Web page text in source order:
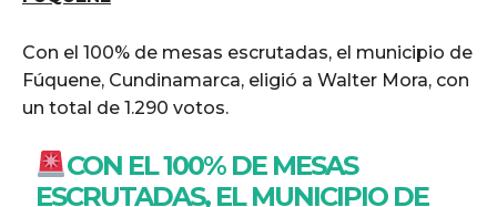
Con el 100% de mesas escrutadas, el municipio de
Fúquene, Cundinamarca, eligió a Walter Mora, con
un total de 1.290 votos.
CON EL 100% DE MESAS
ESCRUTADAS, EL MUNICIPIO DE